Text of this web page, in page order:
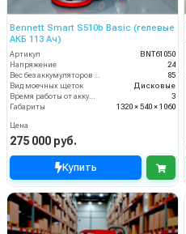
Bennett Smart S510b Basic (гелевые
АКБ 113 Ач)
Артикул
BNT61050
Напряжение
24
Вес без аккумуляторов (кг)
85
Вид моечных щеток
Дисковые
Время работы от аккумуляторов (ч)
3
Габариты
1320 × 540 × 1060
Цена
275 000 руб.
Купить